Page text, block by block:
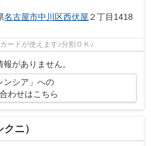
名古屋市中川区西伏屋 ２丁目1418
ードが使えます♪分割ＯＫ♪
がありません。
ンシア」への
わせはこちら
ニ）